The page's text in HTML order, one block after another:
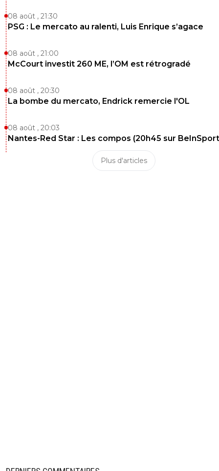
08 août , 21:30
PSG : Le mercato au ralenti, Luis Enrique s’agace
08 août , 21:00
McCourt investit 260 ME, l’OM est rétrogradé
08 août , 20:30
La bombe du mercato, Endrick remercie l'OL
08 août , 20:03
Nantes-Red Star : Les compos (20h45 sur
Plus d'articles